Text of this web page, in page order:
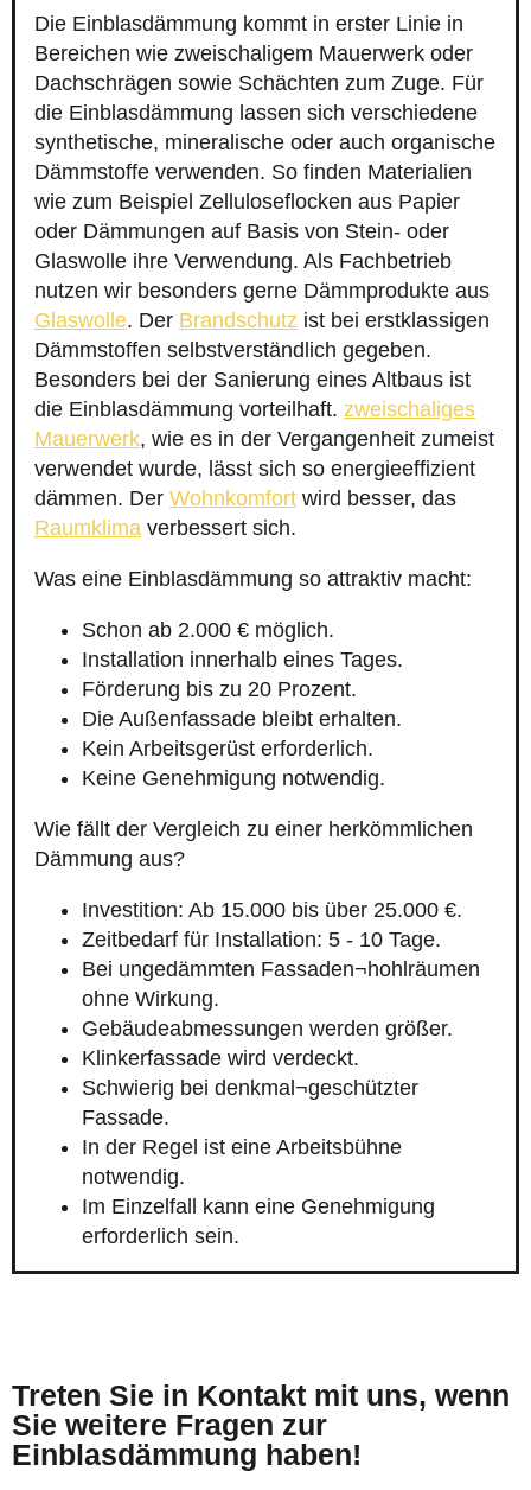
Die Einblasdämmung kommt in erster Linie in
Bereichen wie zweischaligem Mauerwerk oder
Dachschrägen sowie Schächten zum Zuge. Für
die Einblasdämmung lassen sich verschiedene
synthetische, mineralische oder auch organische
Dämmstoffe verwenden. So finden Materialien
wie zum Beispiel Zelluloseflocken aus Papier
oder Dämmungen auf Basis von Stein- oder
Glaswolle ihre Verwendung. Als Fachbetrieb
nutzen wir besonders gerne Dämmprodukte aus
Glaswolle. Der Brandschutz ist bei erstklassigen
Dämmstoffen selbstverständlich gegeben.
Besonders bei der Sanierung eines Altbaus ist
die Einblasdämmung vorteilhaft. zweischaliges
Mauerwerk, wie es in der Vergangenheit zumeist
verwendet wurde, lässt sich so energieeffizient
dämmen. Der Wohnkomfort wird besser, das
Raumklima verbessert sich.
Was eine Einblasdämmung so attraktiv macht:
Schon ab 2.000 € möglich.
Installation innerhalb eines Tages.
Förderung bis zu 20 Prozent.
Die Außenfassade bleibt erhalten.
Kein Arbeitsgerüst erforderlich.
Keine Genehmigung notwendig.
Wie fällt der Vergleich zu einer herkömmlichen
Dämmung aus?
Investition: Ab 15.000 bis über 25.000 €.
Zeitbedarf für Installation: 5 - 10 Tage.
Bei ungedämmten Fassaden¬hohlräumen
ohne Wirkung.
Gebäudeabmessungen werden größer.
Klinkerfassade wird verdeckt.
Schwierig bei denkmal¬geschützter
Fassade.
In der Regel ist eine Arbeitsbühne
notwendig.
Im Einzelfall kann eine Genehmigung
erforderlich sein.
Treten Sie in Kontakt mit uns, wenn
Sie weitere Fragen zur
Einblasdämmung haben!